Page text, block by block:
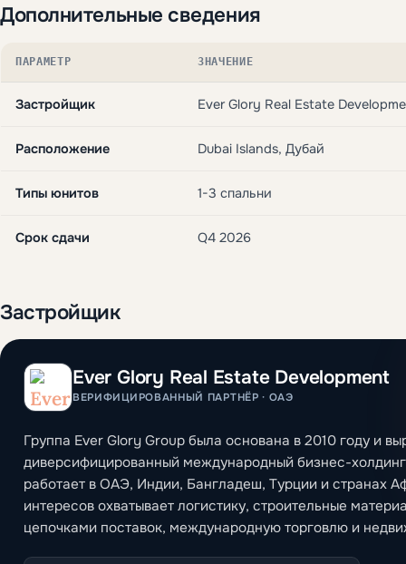
Дополнительные сведения
ПАРАМЕТР ЗНАЧЕНИЕ
Застройщик Ever Glory Real Estate
Расположение Dubai Islands, Дубай
Типы юнитов 1-3 спальни
Срок сдачи Q4 2026
Застройщик
Ever Glory Real Estate Development
ВЕРИФИЦИРОВАННЫЙ ПАРТНЁР · ОАЭ
Группа Ever Glory Group была основана в 2010 году и
диверсифицированный международный бизнес-
работает в ОАЭ, Индии, Бангладеш, Турции и странах
интересов охватывает логистику, строительные
цепочками поставок, международную торговлю и